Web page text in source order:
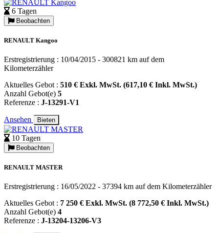
6 Tagen
Beobachten
RENAULT Kangoo
Erstregistrierung : 10/04/2015 - 300821 km auf dem
Kilometerzähler
Aktuelles Gebot : 510 € Exkl. MwSt. (617,10 € Inkl. MwSt.)
Anzahl Gebot(e) 5
Referenze : J-13291-V1
Ansehen Bieten
10 Tagen
Beobachten
RENAULT MASTER
Erstregistrierung : 16/05/2022 - 37394 km auf dem Kilometerzähler
Aktuelles Gebot : 7 250 € Exkl. MwSt. (8 772,50 € Inkl. MwSt.)
Anzahl Gebot(e) 4
Referenze : J-13204-13206-V3